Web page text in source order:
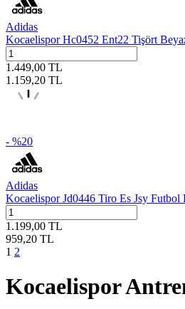
Adidas
Kocaelispor Hc0452 Ent22 Tişört
1.449,00 TL
1.159,20 TL
- %20
Adidas
Kocaelispor Jd0446 Tiro Es Jsy Futbol
1.199,00 TL
959,20 TL
1 2
Kocaelispor